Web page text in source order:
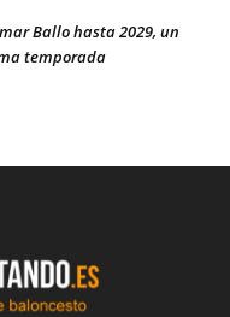
Ballo hasta 2029, un
temporada